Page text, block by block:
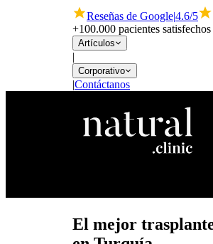
Reseñas de Google|4.6/5
+100.000 pacientes
Artículos
|
Corporativo
|Contáctanos
El mejor